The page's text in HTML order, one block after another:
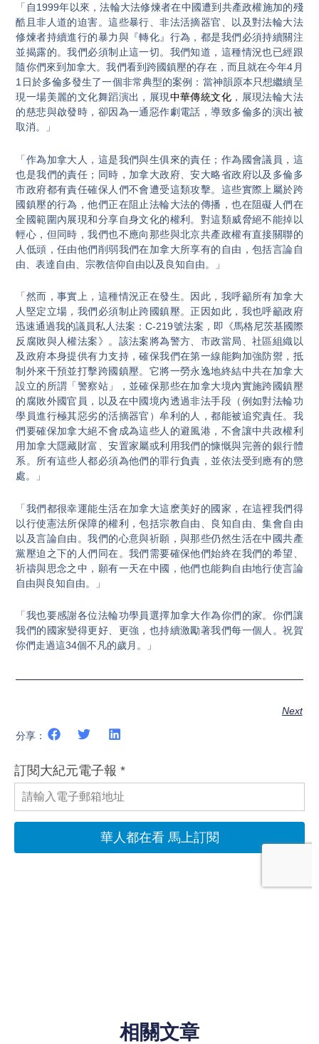
「自1999年以來，法輪大法修煉者在中國遭到共產政權施加的殘
酷且非人道的迫害。這些暴行、非法活摘器官、以及對法輪大法
修煉者持續進行的暴力與『轉化』行為，都是我們必須持續關注
並揭露的。我們必須制止這一切。我們知道，這種情況也已經跟
隨你們來到加拿大。我們看到跨國鎮壓的存在，而且就在今年4月
1日於多倫多發生了一個非常典型的案例：當神韻原本只想繼續呈
現一場美麗的文化舞蹈演出，展現中華傳統文化 ，展現法輪大法
的慈悲與啟發時，卻因為一通惡作劇電話，導致多倫多的演出被
取消。」
「作為加拿大人，這是我們與生俱來的責任；作為國會議員，這
也是我們的責任；同時，加拿大政府、安大略省政府以及多倫多
市政府都有責任確保人們不會遭受這類攻擊。這些實際上屬於跨
國鎮壓的行為，他們正在阻止法輪大法的傳播，也在阻礙人們在
全國範圍內展現和分享自身文化的權利。對這類威脅絕不能掉以
輕心，但同時，我們也不應向那些與北京共產政權有直接關聯的
人低頭，任由他們削弱我們在加拿大所享有的自由，包括言論自
由、表達自由、宗教信仰自由以及良知自由。」
「然而，事實上，這種情況正在發生。因此，我呼籲所有加拿大
人堅定立場，我們必須制止跨國鎮壓。正因如此，我也呼籲政府
迅速通過我的議員私人法案：C-219號法案，即《馬格尼茨基國際
反腐敗與人權法案》。該法案將為警方、市政當局、社區組織以
及政府本身提供有力支持，確保我們在第一線能夠加強防禦，抵
制外來干預並打擊跨國鎮壓。它將一勞永逸地終結中共在加拿大
設立的所謂「警察站」，並確保那些在加拿大境內實施跨國鎮壓
的腐敗外國官員，以及在中國境內透過非法手段（例如對法輪功
學員進行極其惡劣的活摘器官）牟利的人，都能被追究責任。我
們要確保加拿大絕不會成為這些人的避風港，不會讓中共政權利
用加拿大隱藏財富、安置家屬或利用我們的慷慨與完善的銀行體
系。所有這些人都必須為他們的罪行負責，並依法受到應有的懲
處。」
「我們都很幸運能生活在加拿大這麽美好的國家，在這裡我們得
以行使憲法所保障的權利，包括宗教自由、良知自由、集會自由
以及言論自由。我們的心意與祈願，與那些仍然生活在中國共產
黨壓迫之下的人們同在。我們需要確保他們始終在我們的希望、
祈禱與思念之中，願有一天在中國，他們也能夠自由地行使言論
自由與良知自由。」
「我也要感謝各位法輪功學員選擇加拿大作為你們的家。你們讓
我們的國家變得更好、更強，也持續激勵著我們每一個人。祝賀
你們走過這34個不凡的歲月。」
Next
分享：
相關文章